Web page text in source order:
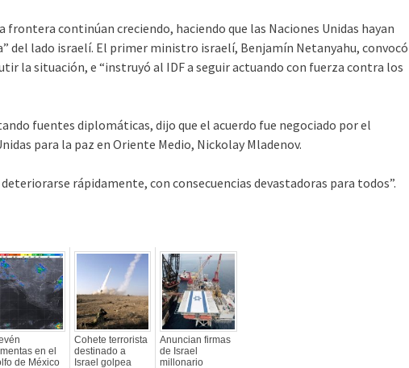
frontera continúan creciendo, haciendo que las Naciones Unidas hayan
del lado israelí. El primer ministro israelí, Benjamín Netanyahu, convocó
la situación, e “instruyó al IDF a seguir actuando con fuerza contra los
fuentes diplomáticas, dijo que el acuerdo fue negociado por el
para la paz en Oriente Medio, Nickolay Mladenov.
rápidamente, con consecuencias devastadoras para todos”.
en el
de México
Cohete terrorista
destinado a
Israel golpea
Anuncian firmas
de Israel
millonario